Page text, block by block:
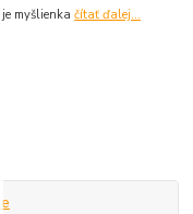
je myšlienkačítať ďalej...